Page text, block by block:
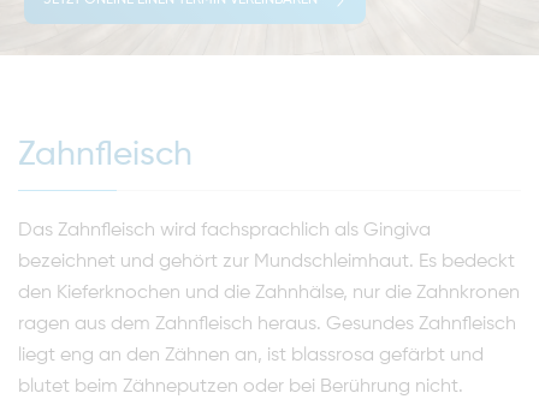
Zahnfleisch
Das Zahnfleisch wird fachsprachlich als Gingiva
bezeichnet und gehört zur Mundschleimhaut. Es bedeckt
den Kieferknochen und die Zahnhälse, nur die Zahnkronen
ragen aus dem Zahnfleisch heraus. Gesundes Zahnfleisch
liegt eng an den Zähnen an, ist blassrosa gefärbt und
blutet beim Zähneputzen oder bei Berührung nicht.